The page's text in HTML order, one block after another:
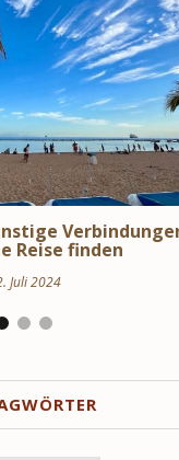
– Haus am See in
März 2024